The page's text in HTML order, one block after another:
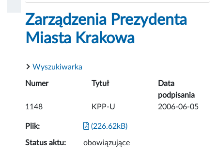
Zarządzenia Prezydenta
Miasta Krakowa
Wyszukiwarka
Numer Tytuł
Data
podpisania
1148
KPP-U 2006-06-05
Plik: (226.62kB)
Status aktu: obowiązujące